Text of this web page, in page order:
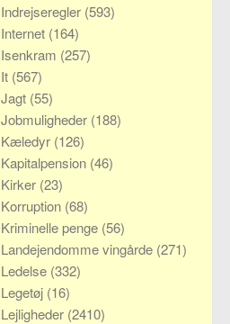
Indrejseregler (593)
Internet (164)
Isenkram (257)
It (567)
Jagt (55)
Jobmuligheder (188)
Kæledyr (126)
Kapitalpension (46)
Kirker (23)
Korruption (68)
Kriminelle penge (56)
Landejendomme vingårde (271)
Ledelse (332)
Legetøj (16)
Lejligheder (2410)